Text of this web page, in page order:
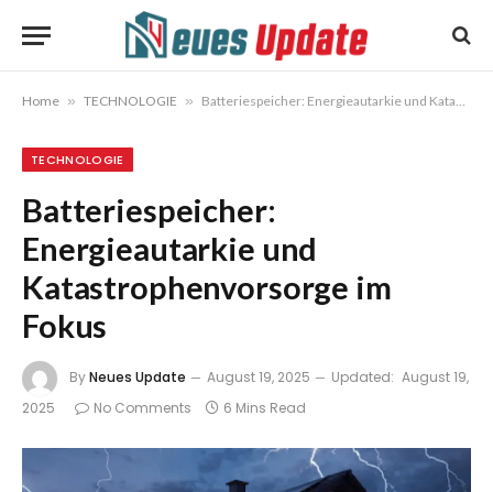
Home » TECHNOLOGIE » Batteriespeicher: Energieautarkie und Katastrophenvorsorge im Fokus
TECHNOLOGIE
Batteriespeicher:
Energieautarkie und
Katastrophenvorsorge im
Fokus
ByNeues Update August 19, 2025 Updated: August 19,
2025
No Comments 6 Mins Read